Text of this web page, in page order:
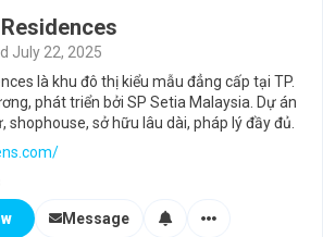
July 22, 2025
là khu đô thị kiểu mẫu đẳng cấp tại TP.
phát triển bởi SP Setia Malaysia. Dự án
shophouse, sở hữu lâu dài, pháp lý đầy đủ.
Message